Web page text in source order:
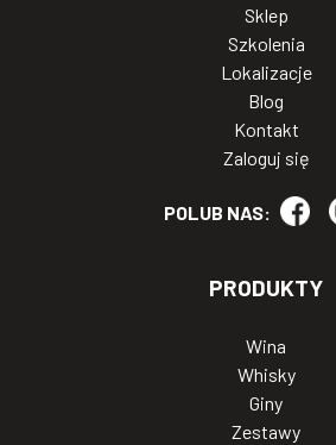
Sklep
Szkolenia
Lokalizacje
Blog
Kontakt
Zaloguj się
POLUB NAS:
PRODUKTY
Wina
Whisky
Giny
Zestawy